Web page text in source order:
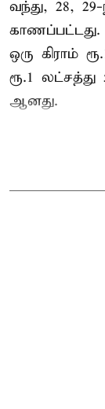
வந்து, 28,
ஒரு கிராம்
ரூ.1
ஆனது.